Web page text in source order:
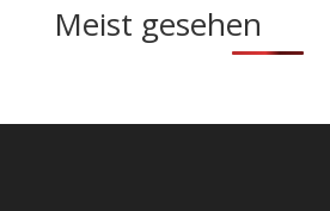
Meist gesehen